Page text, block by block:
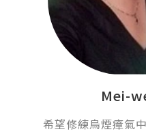
Mei-
希望修練烏煙瘴氣